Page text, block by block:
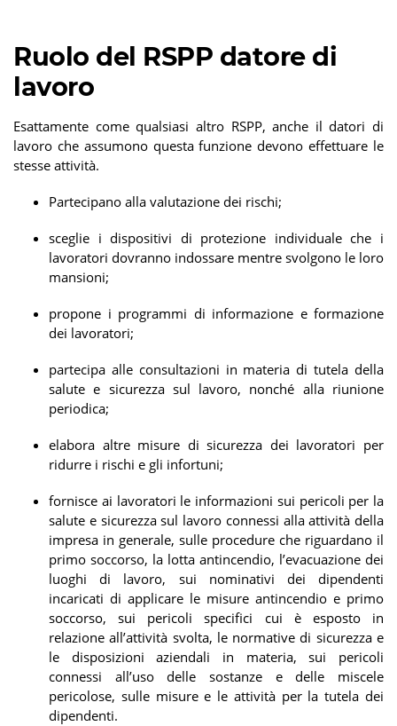
Ruolo del RSPP datore di
lavoro
Esattamente come qualsiasi altro RSPP, anche il datori di
lavoro che assumono questa funzione devono effettuare le
stesse attività.
Partecipano alla valutazione dei rischi;
sceglie i dispositivi di protezione individuale che i
lavoratori dovranno indossare mentre svolgono le loro
mansioni;
propone i programmi di informazione e formazione
dei lavoratori;
partecipa alle consultazioni in materia di tutela della
salute e sicurezza sul lavoro, nonché alla riunione
periodica;
elabora altre misure di sicurezza dei lavoratori per
ridurre i rischi e gli infortuni;
fornisce ai lavoratori le informazioni sui pericoli per la
salute e sicurezza sul lavoro connessi alla attività della
impresa in generale, sulle procedure che riguardano il
primo soccorso, la lotta antincendio, l’evacuazione dei
luoghi di lavoro, sui nominativi dei dipendenti
incaricati di applicare le misure antincendio e primo
soccorso, sui pericoli specifici cui è esposto in
relazione all’attività svolta, le normative di sicurezza e
le disposizioni aziendali in materia, sui pericoli
connessi all’uso delle sostanze e delle miscele
pericolose, sulle misure e le attività per la tutela dei
dipendenti.